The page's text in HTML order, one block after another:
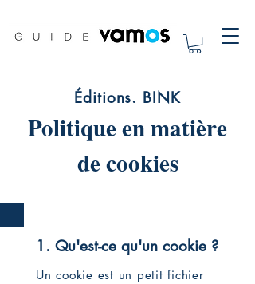
Éditions. BINK
Politique en matière
de cookies
1. Qu'est-ce qu'un cookie ?
Un cookie est un petit fichier